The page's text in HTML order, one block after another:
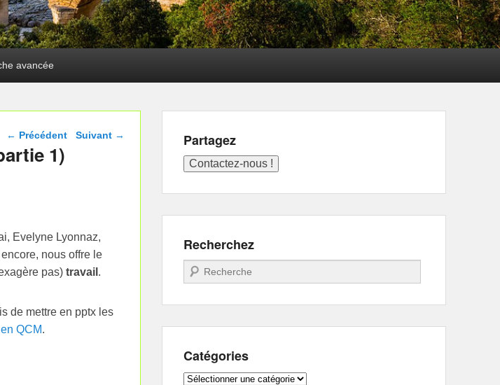
avancée
Navigation dans les
← Précédent Suivant →
1)
Evelyne Lyonnaz,
nous offre le
pas) travail .
de mettre en pptx les
QCM.
Partagez
Recherchez
Recherche
Catégories
Catégories